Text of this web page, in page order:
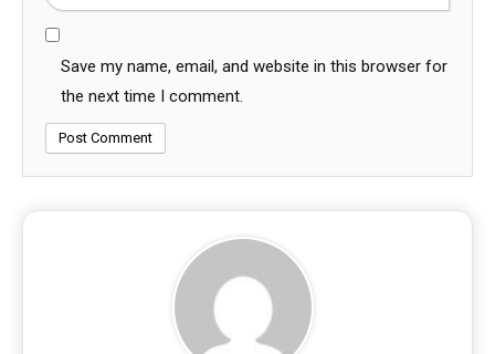
Save my name, email, and website in this browser for
the next time I comment.